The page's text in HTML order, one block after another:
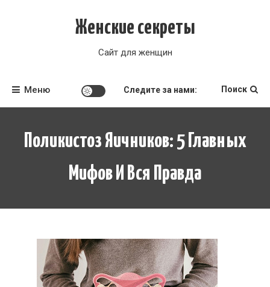
Женские секреты
Сайт для женщин
Меню Следите за нами: Поиск
Поликистоз Яичников: 5 Главных
Мифов И Вся Правда